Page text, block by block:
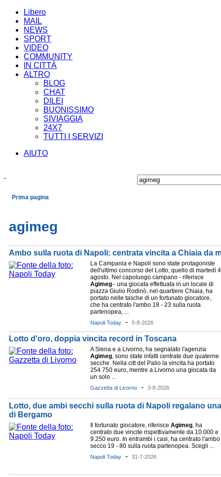
Libero
MAIL
NEWS
SPORT
VIDEO
COMMUNITY
IN CITTÀ
ALTRO
BLOG
CHAT
DILEI
BUONISSIMO
SIVIAGGIA
24X7
TUTTI I SERVIZI
AIUTO
Prima pagina
agimeg
Ambo sulla ruota di Napoli: centrata vincita a Chiaia da
La Campania e Napoli sono state protagoniste
dell'ultimo concorso del Lotto, quello di martedì 4
agosto. Nel capoluogo campano - riferisce
Agimeg - una giocata effettuata in un locale di
piazza Giulio Rodinò, nel quartiere Chiaia, ha
portato nelle tasche di un fortunato giocatore,
che ha centrato l'ambo 18 - 23 sulla ruota
partenopea, ...
Napoli Today - 5-8-2026
Lotto d'oro, doppia vincita record in Toscana
A Siena e a Livorno, ha segnalato l'agenzia
Agimeg, sono state infatti centrate due quaterne
secche. Nella citt del Palio la vincita ha portato
254.750 euro, mentre a Livorno una giocata da
un solo ...
Gazzetta di Livorno - 3-8-2026
Lotto, due ambi secchi sulla ruota di Napoli regalano
di Bergamo
Il fortunato giocatore, riferisce Agimeg, ha
centrato due vincite rispettivamente da 10.000 e
9.250 euro. In entrambi i casi, ha centrato l'ambo
secco 19 - 80 sulla ruota partenopea. Scegli ...
Napoli Today - 31-7-2026